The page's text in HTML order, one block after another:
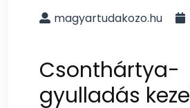
magyartudakozo.hu
Csonthártya-
gyulladás